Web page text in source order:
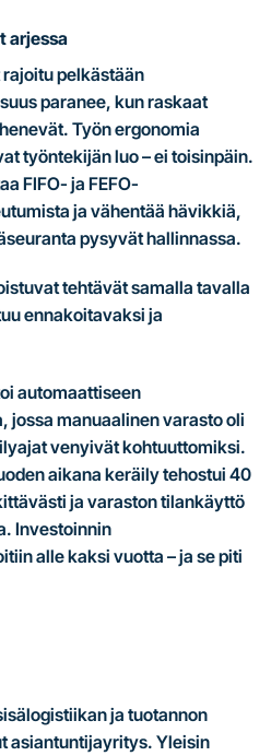
arjessa
pelkästään
paranee, kun raskaat
Työn ergonomia
työntekijän luo – ei toisinpäin.
FIFO- ja FEFO-
ja vähentää hävikkiä,
pysyvät hallinnassa.
tehtävät samalla tavalla
ennakoitavaksi ja
automaattiseen
jossa manuaalinen varasto oli
venyivät kohtuuttomiksi.
aikana keräily tehostui 40
ja varaston tilankäyttö
Investoinnin
alle kaksi vuotta – ja se piti
ja tuotannon
asiantuntijayritys. Yleisin